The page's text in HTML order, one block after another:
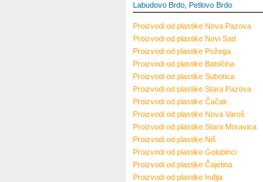
Labudovo Brdo, Petlovo Brdo
Proizvodi od plastike Nova Pazova
Proizvodi od plastike Novi Sad
Proizvodi od plastike Požega
Proizvodi od plastike Batočina
Proizvodi od plastike Subotica
Proizvodi od plastike Stara Pazova
Proizvodi od plastike Čačak
Proizvodi od plastike Nova Varoš
Proizvodi od plastike Stara Moravica
Proizvodi od plastike Niš
Proizvodi od plastike Golubinci
Proizvodi od plastike Čajetina
Proizvodi od plastike Inđija